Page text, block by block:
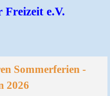
e.V.
Sommerferien -
2026